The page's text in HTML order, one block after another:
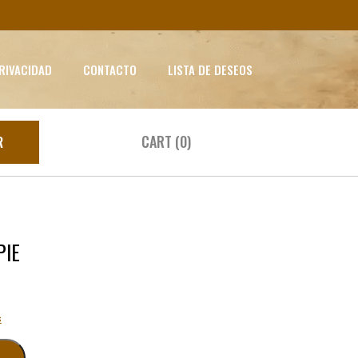
CONTACTO LISTA DE DESEOS
CART (0)